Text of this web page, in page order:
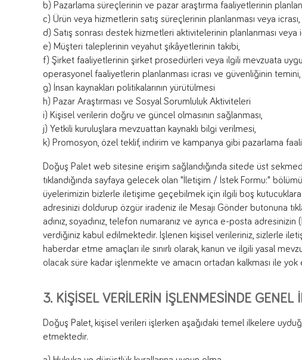
b) Pazarlama süreçlerinin ve pazar araştırma faaliyetlerinin
c) Ürün veya hizmetlerin satış süreçlerinin planlanması veya icrası,
d) Satış sonrası destek hizmetleri aktivitelerinin planlanması veya
e) Müşteri taleplerinin veyahut şikâyetlerinin takibi,
f) Şirket faaliyetlerinin şirket prosedürleri veya ilgili mevzuata
operasyonel faaliyetlerin planlanması icrası ve güvenliğinin temini,
g) İnsan kaynakları politikalarının yürütülmesi
h) Pazar Araştırması ve Sosyal Sorumluluk Aktiviteleri
i) Kişisel verilerin doğru ve güncel olmasının sağlanması,
j) Yetkili kuruluşlara mevzuattan kaynaklı bilgi verilmesi,
k) Promosyon, özel teklif, indirim ve kampanya gibi pazarlama
Doğuş Palet web sitesine erişim sağlandığında sitede üst
tıklandığında sayfaya gelecek olan "İletişim / İstek Formu:"
üyelerimizin bizlerle iletişime geçebilmek için ilgili boş
adresinizi doldurup özgür iradeniz ile Mesajı Gönder butonuna
adınız, soyadınız, telefon numaranız ve ayrıca e-posta
verdiğiniz kabul edilmektedir. İşlenen kişisel verileriniz, sizlerle
haberdar etme amaçları ile sınırlı olarak, kanun ve ilgili yasal
olacak süre kadar işlenmekte ve amacın ortadan kalkması ile yok
3. KİŞİSEL VERİLERİN İŞLENMESİNDE GENEL
Doğuş Palet, kişisel verileri işlerken aşağıdaki temel ilkelere
etmektedir.